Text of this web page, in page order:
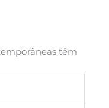
têm